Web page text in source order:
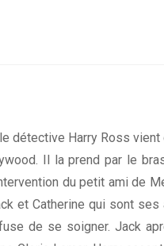
détective Harry Ross
Il la prend par le
du petit ami de
et Catherine qui sont
de se soigner. Jack